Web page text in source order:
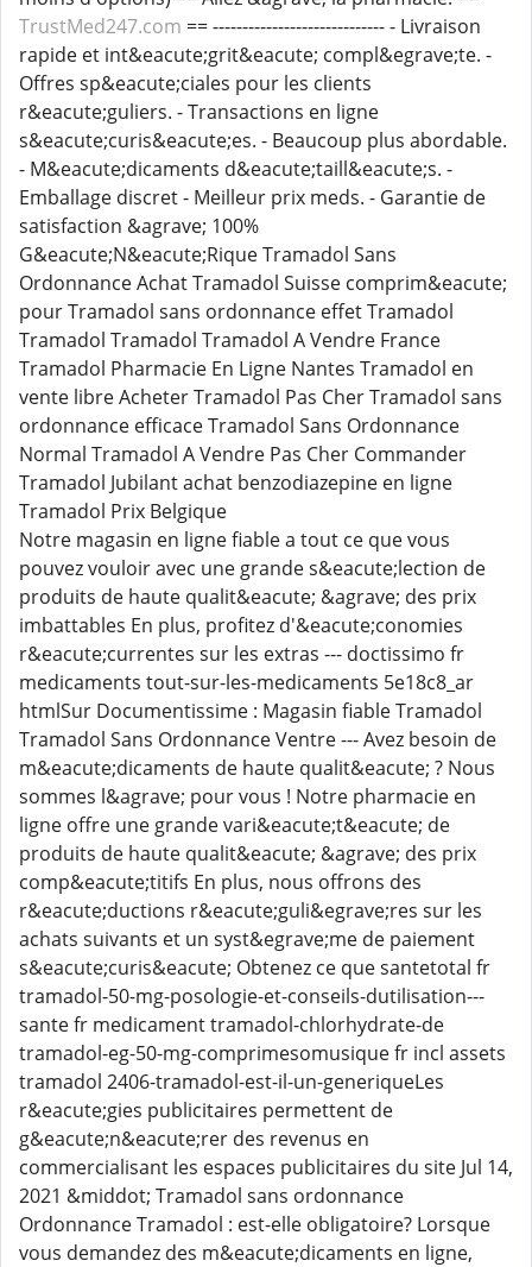
TrustMed247.com == ----------------------------- - Livraison
rapide et int&eacute;grit&eacute; compl&egrave;te. -
Offres sp&eacute;ciales pour les clients
r&eacute;guliers. - Transactions en ligne
s&eacute;curis&eacute;es. - Beaucoup plus abordable.
- M&eacute;dicaments d&eacute;taill&eacute;s. -
Emballage discret - Meilleur prix meds. - Garantie de
satisfaction &agrave; 100%
G&eacute;N&eacute;Rique Tramadol Sans
Ordonnance Achat Tramadol Suisse comprim&eacute;
pour Tramadol sans ordonnance effet Tramadol
Tramadol Tramadol Tramadol A Vendre France
Tramadol Pharmacie En Ligne Nantes Tramadol en
vente libre Acheter Tramadol Pas Cher Tramadol sans
ordonnance efficace Tramadol Sans Ordonnance
Normal Tramadol A Vendre Pas Cher Commander
Tramadol Jubilant achat benzodiazepine en ligne
Tramadol Prix Belgique
Notre magasin en ligne fiable a tout ce que vous
pouvez vouloir avec une grande s&eacute;lection de
produits de haute qualit&eacute; &agrave; des prix
imbattables En plus, profitez d'&eacute;conomies
r&eacute;currentes sur les extras --- doctissimo fr
medicaments tout-sur-les-medicaments 5e18c8_ar
htmlSur Documentissime : Magasin fiable Tramadol
Tramadol Sans Ordonnance Ventre --- Avez besoin de
m&eacute;dicaments de haute qualit&eacute; ? Nous
sommes l&agrave; pour vous ! Notre pharmacie en
ligne offre une grande vari&eacute;t&eacute; de
produits de haute qualit&eacute; &agrave; des prix
comp&eacute;titifs En plus, nous offrons des
r&eacute;ductions r&eacute;guli&egrave;res sur les
achats suivants et un syst&egrave;me de paiement
s&eacute;curis&eacute; Obtenez ce que santetotal fr
tramadol-50-mg-posologie-et-conseils-dutilisation---
sante fr medicament tramadol-chlorhydrate-de
tramadol-eg-50-mg-comprimesomusique fr incl assets
tramadol 2406-tramadol-est-il-un-generiqueLes
r&eacute;gies publicitaires permettent de
g&eacute;n&eacute;rer des revenus en
commercialisant les espaces publicitaires du site Jul 14,
2021 &middot; Tramadol sans ordonnance
Ordonnance Tramadol : est-elle obligatoire? Lorsque
vous demandez des m&eacute;dicaments en ligne,